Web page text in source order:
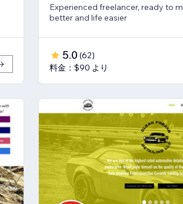
Experienced freelancer, ready to
better and life easier
5.0 (62)
料金：$90 より